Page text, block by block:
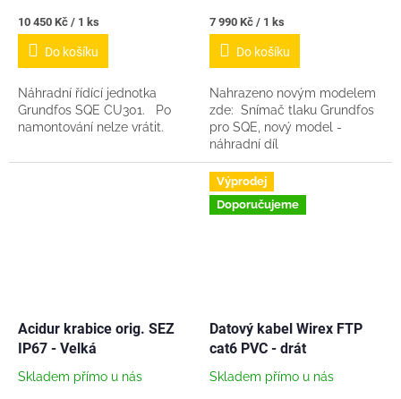
Měrná
cena:
10 450 Kč / 1 ks
Do košíku
Náhradní řídící jednotka
Grundfos SQE CU301. Po
namontování nelze vrátit.
Měrná
cena:
7 990 Kč / 1 ks
Do košíku
Nahrazeno novým modelem
zde: Snímač tlaku Grundfos
pro SQE, nový model -
náhradní díl
Acidur krabice orig. SEZ
IP67 - Velká
Skladem přímo u nás
Výprodej
Doporučujeme
Datový kabel Wirex FTP
cat6 PVC - drát
Skladem přímo u nás